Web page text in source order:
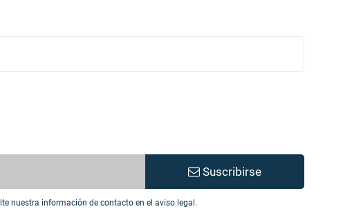
Suscribirse
nuestra información de contacto en el aviso legal.